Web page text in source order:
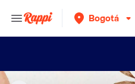
Bogotá